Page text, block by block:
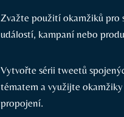
Zvažte použití okamžiků pro
událostí, kampaní nebo
Vytvořte sérii tweetů
tématem a využijte
propojení.